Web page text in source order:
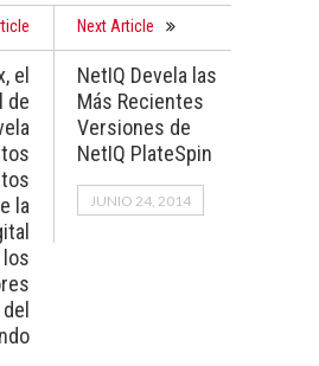
el
de
la
los
Next Article
NetIQ Devela las
Más Recientes
Versiones de
NetIQ PlateSpin
JUNIO 24, 2014